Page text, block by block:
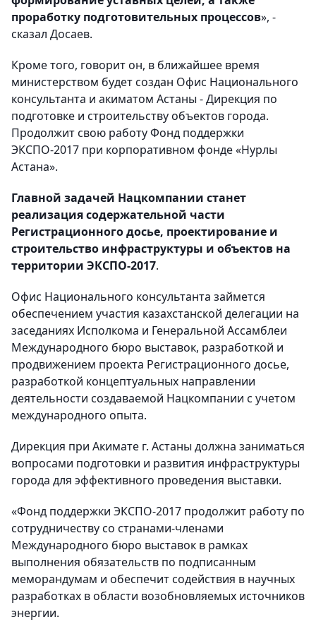
проработку подготовительных процессов», -
сказал Досаев.
Кроме того, говорит он, в ближайшее время
министерством будет создан Офис Национального
консультанта и акиматом Астаны - Дирекция по
подготовке и строительству объектов города.
Продолжит свою работу Фонд поддержки
ЭКСПО-2017 при корпоративном фонде «Нурлы
Астана».
Главной задачей Нацкомпании станет
реализация содержательной части
Регистрационного досье, проектирование и
строительство инфраструктуры и объектов на
территории ЭКСПО-2017.
Офис Национального консультанта займется
обеспечением участия казахстанской делегации на
заседаниях Исполкома и Генеральной Ассамблеи
Международного бюро выставок, разработкой и
продвижением проекта Регистрационного досье,
разработкой концептуальных направлении
деятельности создаваемой Нацкомпании с учетом
международного опыта.
Дирекция при Акимате г. Астаны должна заниматься
вопросами подготовки и развития инфраструктуры
города для эффективного проведения выставки.
«Фонд поддержки ЭКСПО-2017 продолжит работу по
сотрудничеству со странами-членами
Международного бюро выставок в рамках
выполнения обязательств по подписанным
меморандумам и обеспечит содействия в научных
разработках в области возобновляемых источников
энергии.